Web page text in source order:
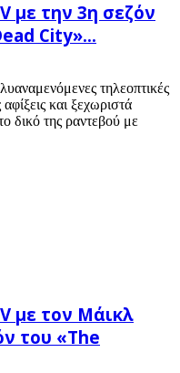
με την 3η σεζόν
City»...
τηλεοπτικές
και ξεχωριστά
δικό της ραντεβού με
με τον Μάικλ
του «The